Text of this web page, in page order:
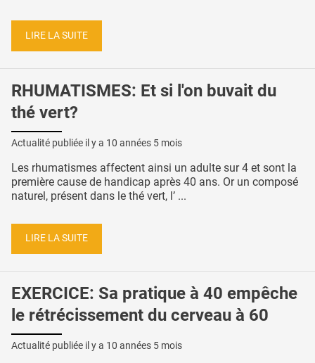
LIRE LA SUITE
RHUMATISMES: Et si l'on buvait du
thé vert?
Actualité publiée il y a 10 années 5 mois
Les rhumatismes affectent ainsi un adulte sur 4 et sont la
première cause de handicap après 40 ans. Or un composé
naturel, présent dans le thé vert, l’ ...
LIRE LA SUITE
EXERCICE: Sa pratique à 40 empêche
le rétrécissement du cerveau à 60
Actualité publiée il y a 10 années 5 mois